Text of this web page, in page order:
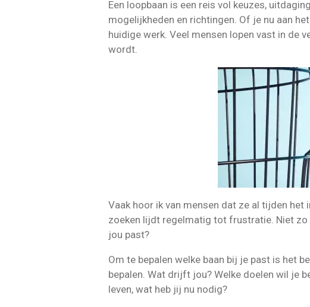
Een loopbaan is een reis vol keuzes,
mogelijkheden en richtingen. Of je nu aan
huidige werk. Veel mensen lopen vast in de
wordt.
Vaak hoor ik van mensen dat ze al tijden
zoeken lijdt regelmatig tot frustratie. Niet zo
jou past?
Om te bepalen welke baan bij je past is het
bepalen. Wat drijft jou? Welke doelen wil je
leven, wat heb jij nu nodig?